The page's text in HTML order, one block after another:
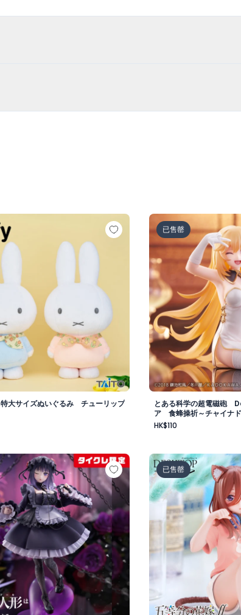
特大サイズぬいぐるみ チューリップのバンダナ
大サイズぬいぐるみ チューリップ
とある科学の超電
已售罄
とある科学の超電磁砲
ア 食蜂操祈～チャイナ
HK$110
～ルームウェアver.～（タイクレ限定）
人形は恋をする T-most 喜多川海夢 フィギュア～
五等分の花嫁∬
已售罄